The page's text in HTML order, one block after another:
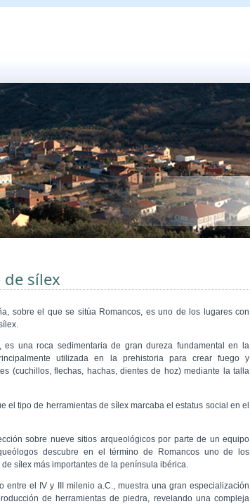
de sílex
sobre el que se sitúa Romancos, es uno de los lugares con
es una roca sedimentaria de gran dureza fundamental en la
utilizada en la prehistoria para crear fuego y
(cuchillos, flechas, hachas, dientes de hoz) mediante la talla
el tipo de herramientas de sílex marcaba el estatus social en el
sobre nueve sitios arqueológicos por parte de un equipo
descubre en el término de Romancos uno de los
sílex más importantes de la península ibérica.
entre el IV y III milenio a.C., muestra una gran especialización
de herramientas de piedra, revelando una compleja